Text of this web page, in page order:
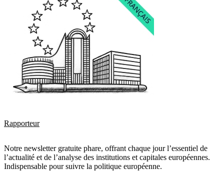
Rapporteur
Notre newsletter gratuite phare, offrant chaque jour l’essentiel de
l’actualité et de l’analyse des institutions et capitales européennes.
Indispensable pour suivre la politique européenne.